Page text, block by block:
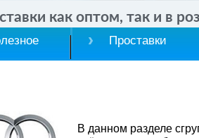
как оптом, так и в
Проставки
В данном разделе